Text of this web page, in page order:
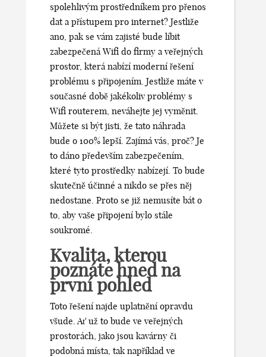
spolehlivým prostředníkem pro přenos
dat a přístupem pro internet? Jestliže
ano, pak se vám zajisté bude líbit
zabezpečená Wifi do firmy a veřejných
prostor, která nabízí moderní řešení
problému s připojením. Jestliže máte v
současné době jakékoliv problémy s
Wifi routerem, neváhejte jej vyměnit.
Můžete si být jisti, že tato náhrada
bude o 100% lepší. Zajímá vás, proč? Je
to dáno především zabezpečením,
které tyto prostředky nabízejí. To bude
skutečně účinné a nikdo se přes něj
nedostane. Proto se již nemusíte bát o
to, aby vaše připojení bylo stále
soukromé.
Kvalita, kterou
poznáte hned na
první pohled
Toto řešení najde uplatnění opravdu
všude. Ať už to bude ve veřejných
prostorách, jako jsou kavárny či
podobná místa, tak například ve